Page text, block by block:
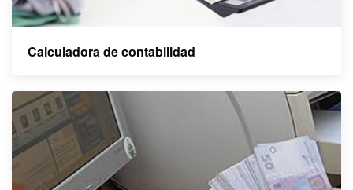
Calculadora de contabilidad